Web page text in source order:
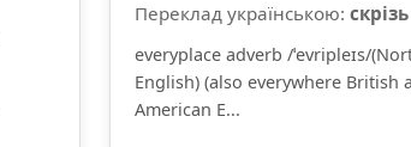
Переклад українською: скрізь
everyplace adverb /ˈevripleɪs/
English) (also everywhere British
American E...